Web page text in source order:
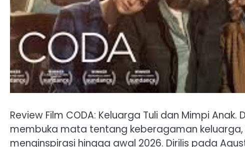
Review Film CODA: Keluarga Tuli dan Mimpi
membuka mata tentang keberagaman
menginspirasi hingga awal 2026. Dirilis pada